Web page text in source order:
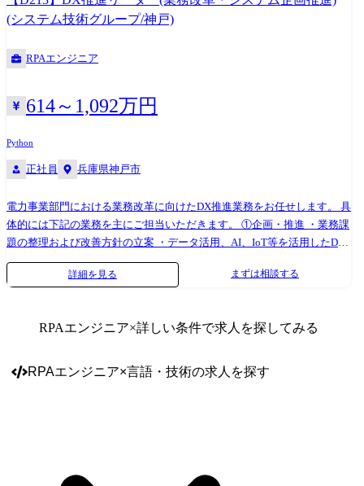
(システム技術グループ/神戸)
RPAエンジニア
614～1,092万円
Python
正社員 兵庫県神戸市
電力事業部門における業務改革に向けたDX推進業務をお任せします。 具
体的には下記の業務を主にご担当いただきます。 ①企画・推進 ・業務課
題の整理および改善方針の立案 ・データ活用、AI、IoT等を活用したDX
企画・推進 ②プロジェクトマネジメント ・システム導入/改修プロジェ
クトの進行管理 ・ベンダコントロール、課題・リスク管理 ③業務の特徴
詳細を見る まずは相談する
RPAエンジニア×詳しい条件で求人を探してみる
RPAエンジニア×言語・技術の求人を探す